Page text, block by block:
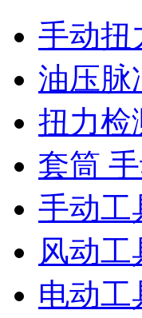
手动扭
油压脉
扭力检
套筒
手动工
风动
电动工